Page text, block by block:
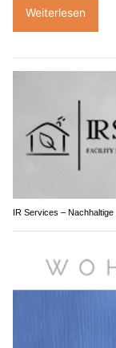
Weiterlesen
IR Services –